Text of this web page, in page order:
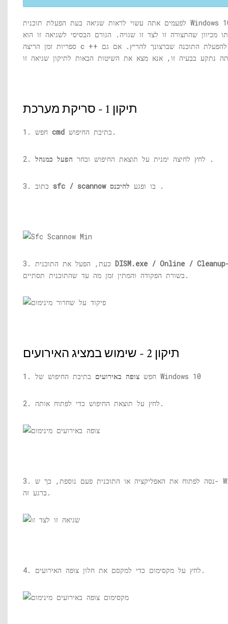
לפעמים אתה עשוי לראות שגיאה בעת הפעלת תוכנית Windows 10 או תוכנה שאומרת
מכיוון שהתצורה זו לצד זו שגויה. הגורם הבסיסי לשגיאה זו הוא
ספריות זמן הריצה c ++ שאינן תואמות הנדרשות להפעלת התוכנה שברצונך להריץ. אם גם
תיקון 1 - סריקת מערכת
cmd בתיבת החיפוש.
2. לחץ לחיצה ימנית על תוצאת החיפוש ובחר הפעל כמנהל .
sfc / scannow בו ופגע להיכנס .
DISM.exe / Online /
בשורת הפקודה והמתין זמן מה עד שהתוכנית תסתיים.
תיקון 2 - שימוש במציג האירועים
1. חפש צופה באירועים בתיבת החיפוש של Windows 10
2. לחץ על תוצאת החיפוש כדי לפתוח אותה.
3. נסה לפתוח את האפליקציה או התוכנית פעם נוספת, כך ש- Windows יזרוק אירוע שגיאה
ברגע זה.
4. לחץ על מקסימום כדי למקסם את חלון צופה האירועים.